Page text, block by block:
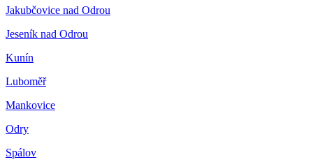
Jakubčovice nad Odrou
Jeseník nad Odrou
Kunín
Luboměř
Mankovice
Odry
Spálov